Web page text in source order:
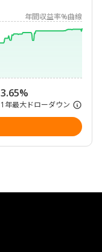
年間収益率%曲線
3.65%
1年最大ドローダウン